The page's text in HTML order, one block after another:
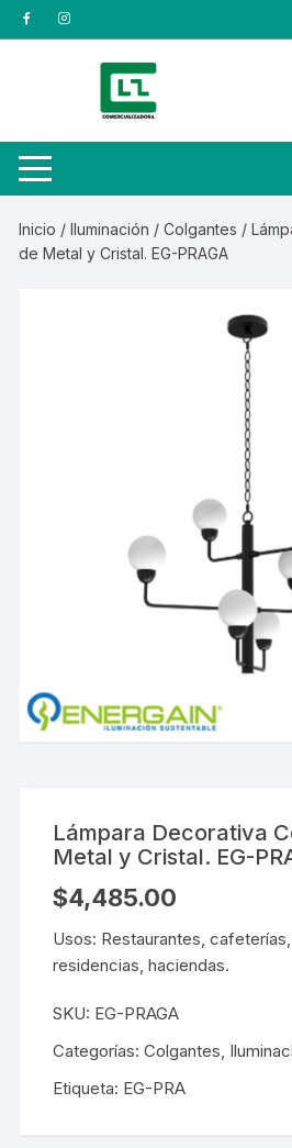
Saltar
al
Inicio /Iluminación /Colgantes /
de Metal y Cristal. EG-PRAGA
Lámpara Decorativa
Metal y Cristal. EG-
$4,485.00
Usos: Restaurantes,
residencias, haciendas.
SKU: EG-PRAGA
Categorías:Colgantes
Etiqueta: EG-PRA